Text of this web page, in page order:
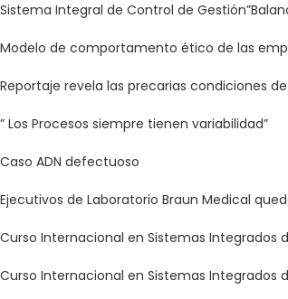
Sistema Integral de Control de
Modelo de comportamento ético de las
Reportaje revela las precarias condiciones
” Los Procesos siempre tienen variabilidad”
Caso ADN defectuoso
Ejecutivos de Laboratorio Braun Medical
Curso Internacional en Sistemas Integrados
Curso Internacional en Sistemas Integrados